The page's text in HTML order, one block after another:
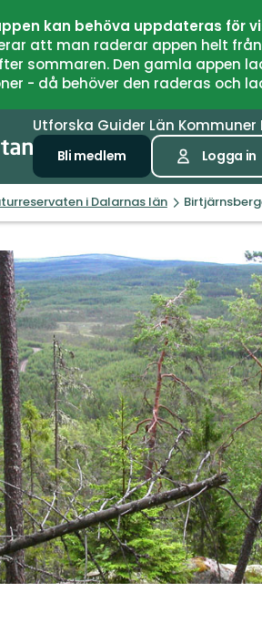
kan behöva uppdateras för
att man raderar appen helt
sommaren. Den gamla
- då behöver den raderas och
Utforska Guider Län Kommuner
Bli medlem Logga in
i Dalarnas län